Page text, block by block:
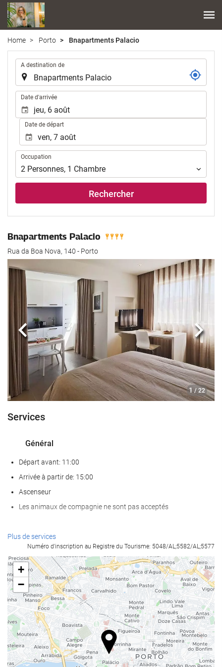
Home Porto Bnapartments Palacio
A destination de
Date d'arrivée
Date de départ
Occupation
Occupation
2 Personnes, 1 Chambre
Rechercher
Bnapartments Palacio
Rua da Boa Nova, 140 - Porto
1 / 22
Précédent
Services
Général
Départ avant: 11:00
Arrivée à partir de: 15:00
Ascenseur
Les animaux de compagnie ne sont pas acceptés
Internet
Plus de services
Numéro d'inscription au Registre du Tourisme: 5048/AL;5582/AL;5577
+
−